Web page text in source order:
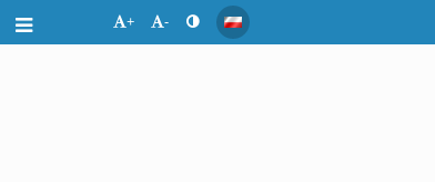
+ -